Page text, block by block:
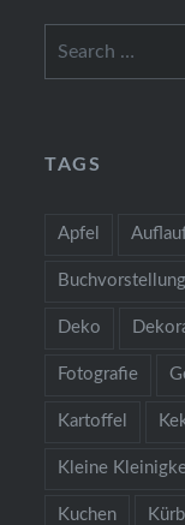
TAGS
Apfel
Buchvorstellung
Deko
Fotografie
Kartoffel
Kleine
Kuchen